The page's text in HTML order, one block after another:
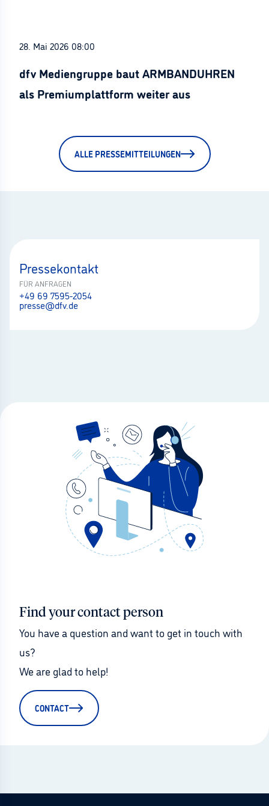
28. Mai 2026 08:00
dfv Mediengruppe baut ARMBANDUHREN
als Premiumplattform weiter aus
ALLE PRESSEMITTEILUNGEN
Pressekontakt
FÜR ANFRAGEN
+49 69 7595-2054
presse@dfv.de
Find your contact person
You have a question and want to get in touch with
us?
We are glad to help!
CONTACT